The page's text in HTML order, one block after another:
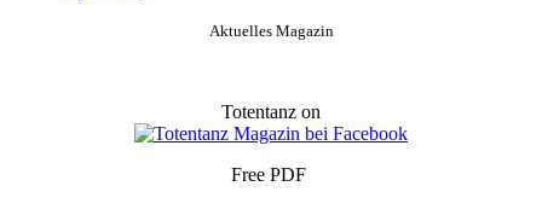
Aktuelles Magazin
Totentanz on
Free PDF